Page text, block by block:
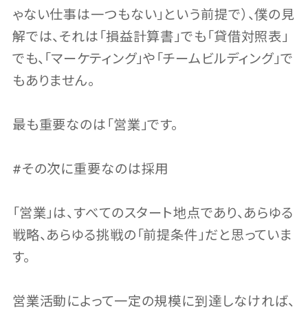
ゃない仕事は一つもない」という前提で）、僕の見
解では、それは「損益計算書」でも「貸借対照表」
でも、「マーケティング」や「チームビルディング」で
もありません。
最も重要なのは「営業」です。
#その次に重要なのは採用
「営業」は、すべてのスタート地点であり、あらゆる
戦略、あらゆる挑戦の「前提条件」だと思っていま
す。
営業活動によって一定の規模に到達しなければ、